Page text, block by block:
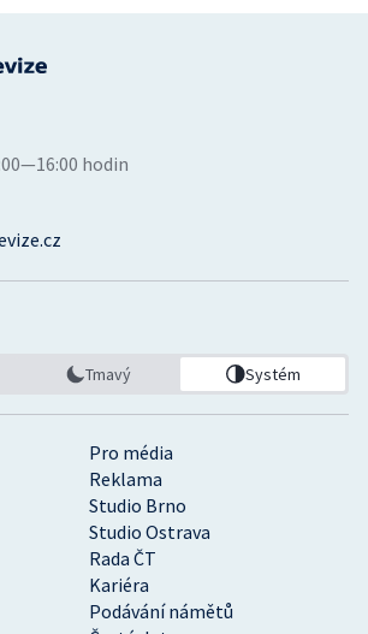
Pro média
Reklama
Studio Brno
Studio Ostrava
Rada ČT
Kariéra
Podávání námětů
hodin
Tmavý Systém